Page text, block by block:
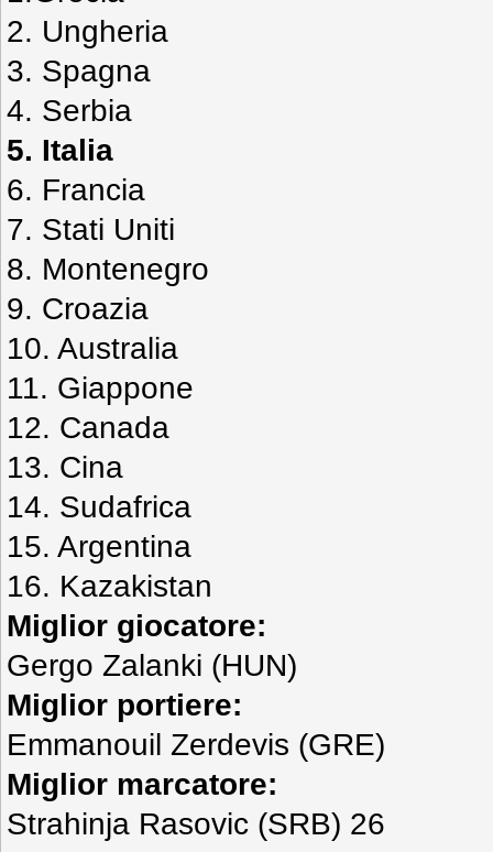
2. Ungheria
3. Spagna
4. Serbia
5. Italia
6. Francia
7. Stati Uniti
8. Montenegro
9. Croazia
10. Australia
11. Giappone
12. Canada
13. Cina
14. Sudafrica
15. Argentina
16. Kazakistan
Miglior giocatore:
Gergo Zalanki (HUN)
Miglior portiere:
Emmanouil Zerdevis (GRE)
Miglior marcatore:
Strahinja Rasovic (SRB) 26